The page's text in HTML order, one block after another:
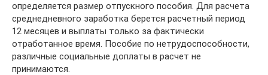
определяется размер отпускного пособия. Для расчета
среднедневного заработка берется расчетный период
12 месяцев и выплаты только за фактически
отработанное время. Пособие по нетрудоспособности,
различные социальные доплаты в расчет не
принимаются.